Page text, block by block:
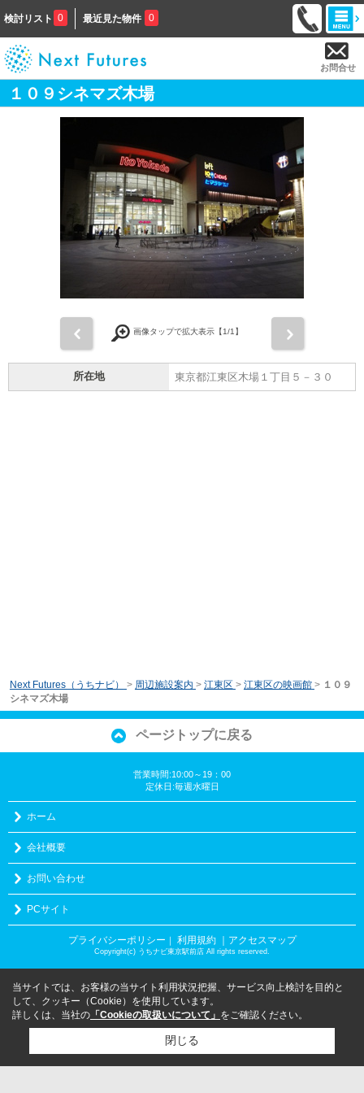
検討リスト 0 最近見た物件 0
お問合せ
１０９シネマズ木場
画像タップで拡大表示【1/1】
所在地 東京都江東区木場１丁目５－３０
Next Futures（うちナビ） > 周辺施設案内 > 江東区 > 江東区の映画館 > １０９
シネマズ木場
ページトップに戻る
営業時間:10:00～19：00
定休日:毎週水曜日
ホーム
会社概要
お問い合わせ
PCサイト
プライバシーポリシー ｜ 利用規約 ｜アクセスマップ
Copyright(c) うちナビ東京駅前店 All rights reserved.
当サイトでは、お客様の当サイト利用状況把握、サービス向上検討を目的と
して、クッキー（Cookie）を使用しています。
詳しくは、当社の 「Cookieの取扱いについて」 をご確認ください。
閉じる